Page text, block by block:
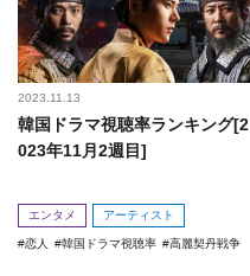
2023.11.13
韓国ドラマ視聴率ランキング[2
023年11月2週目]
エンタメ アーティスト
恋人 韓国ドラマ視聴率 高麗契丹戦争